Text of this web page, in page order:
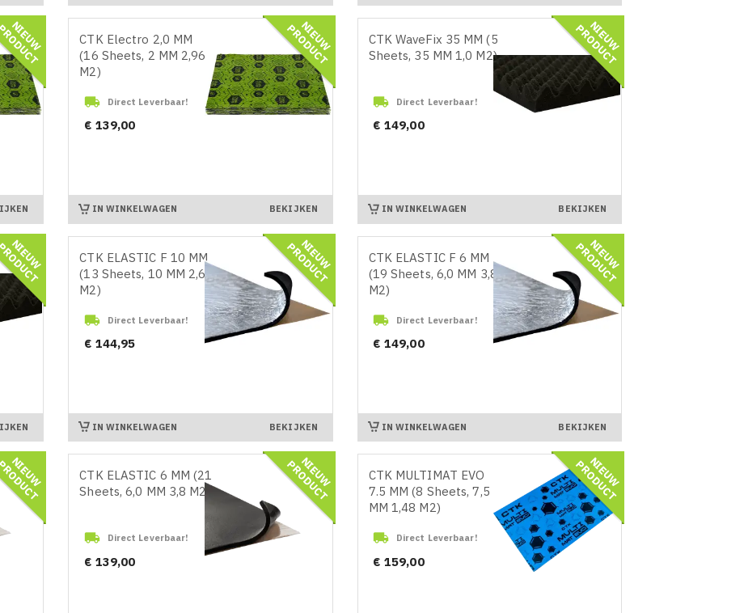
N
I
E
U
W
R
O
D
U
C
CTK Electro 2,0 MM
(16 Sheets, 2 MM 2,96
M2)
 Direct Leverbaar!
Prijs
€ 139,00
N
I
E
U
W
P
R
O
D
U
C
T
IN WINKELWAGEN BEKIJKEN
CTK WaveFix 35 MM (5
Sheets, 35 MM 1,0 M2)
 Direct Leverbaar!
Prijs
€ 149,00
N
I
E
U
W
P
R
O
D
U
C
T
IN WINKELWAGEN BEKIJKEN
N
I
E
U
W
R
O
D
U
C
CTK ELASTIC F 10 MM
(13 Sheets, 10 MM 2,6
M2)
 Direct Leverbaar!
Prijs
€ 144,95
N
I
E
U
W
P
R
O
D
U
C
T
IN WINKELWAGEN BEKIJKEN
CTK ELASTIC F 6 MM
(19 Sheets, 6,0 MM 3,8
M2)
 Direct Leverbaar!
Prijs
€ 149,00
N
I
E
U
W
P
R
O
D
U
C
T
IN WINKELWAGEN BEKIJKEN
N
I
E
U
W
R
O
D
U
C
CTK ELASTIC 6 MM (21
Sheets, 6,0 MM 3,8 M2)
 Direct Leverbaar!
Prijs
€ 139,00
N
I
E
U
W
P
R
O
D
U
C
T
CTK MULTIMAT EVO
7.5 MM (8 Sheets, 7,5
MM 1,48 M2)
 Direct Leverbaar!
Prijs
€ 159,00
N
I
E
U
W
P
R
O
D
U
C
T